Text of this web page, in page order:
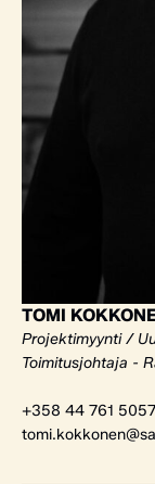
TOMI
Projektimyynti /
Toimitusjohtaja -
+358 44 761